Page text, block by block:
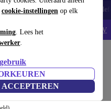
cookie-instellingen op elk
. Lees het
.
Accessoires
– Code: IPHONEDEAL - AV